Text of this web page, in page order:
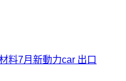
料7月新動力car 出口